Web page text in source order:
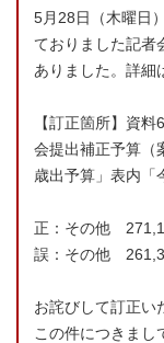
5月28日（木曜日
ておりました記者
ありました。詳細
【訂正箇所】資
会提出補正予算（
歳出予算」表内「
正：その他
誤：その他
お詫びして訂正い
この件につきまし